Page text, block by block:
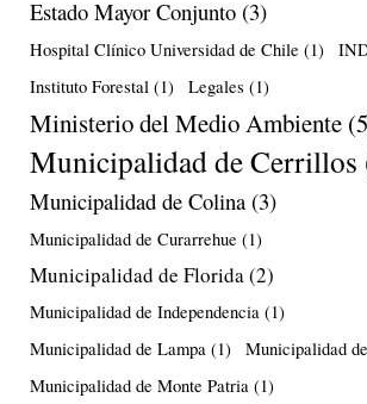
Estado Mayor Conjunto (3)
Hospital Clínico Universidad de Chile (1)
Instituto Forestal (1) Legales (1)
Ministerio del Medio Ambiente
Municipalidad de Cerrillos
Municipalidad de Colina (3)
Municipalidad de Curarrehue (1)
Municipalidad de Florida(2)
Municipalidad de Independencia (1)
Municipalidad de Lampa (1) Municipalidad
Municipalidad de Monte Patria (1)